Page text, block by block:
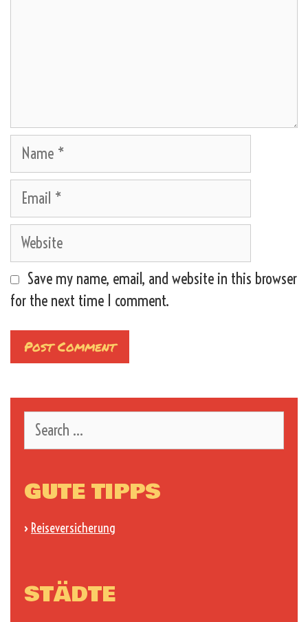
Name
Email
Website
Save my name, email, and website in this browser
for the next time I comment.
for:
GUTE TIPPS
› Reiseversicherung
STÄDTE